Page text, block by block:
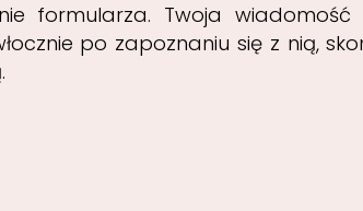
formularza. Twoja
po zapoznaniu się z nią,